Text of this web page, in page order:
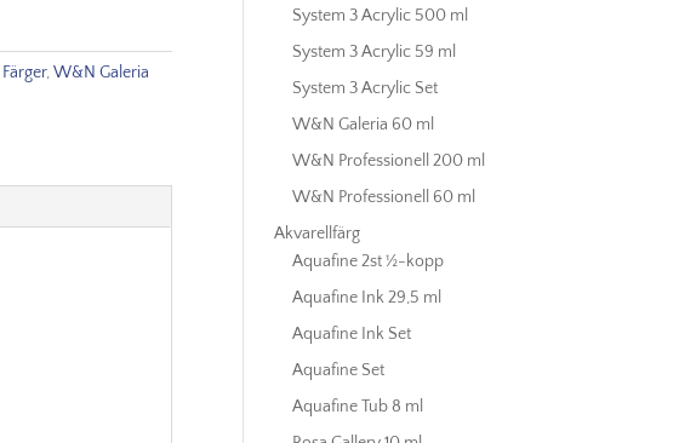
Färger,W&N Galeria
System 3 Acrylic 500 ml
System 3 Acrylic 59 ml
System 3 Acrylic Set
W&N Galeria 60 ml
W&N Professionell 200 ml
W&N Professionell 60 ml
Akvarellfärg
Aquafine 2st ½-kopp
Aquafine Ink 29,5 ml
Aquafine Ink Set
Aquafine Set
Aquafine Tub 8 ml